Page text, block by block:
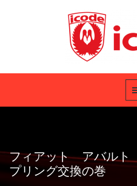
フィアット アバル
プリング交換の巻